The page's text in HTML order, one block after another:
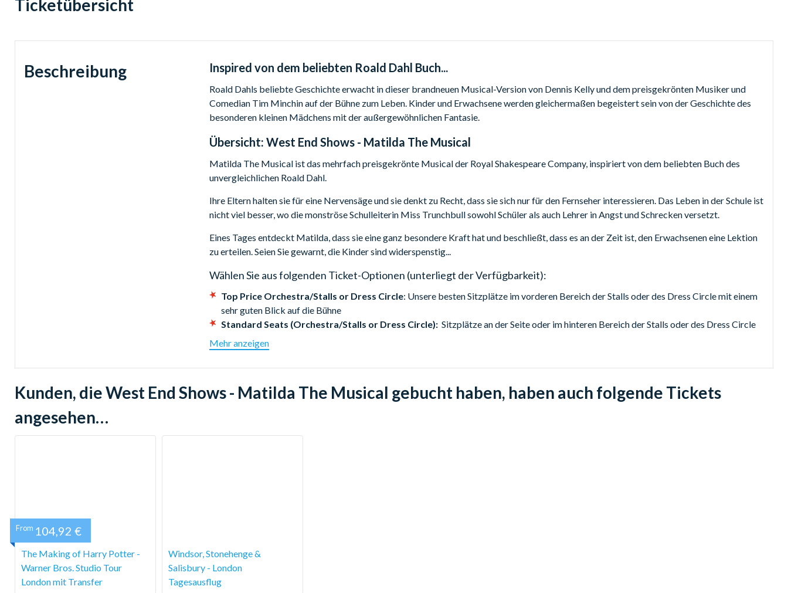
Ticketübersicht
Beschreibung Inspired von dem beliebten Roald Dahl Buch...
Roald Dahls beliebte Geschichte erwacht in dieser brandneuen Musical-Version von Dennis Kelly und dem preisgekrönten Musiker und
Comedian Tim Minchin auf der Bühne zum Leben. Kinder und Erwachsene werden gleichermaßen begeistert sein von der Geschichte des
besonderen kleinen Mädchens mit der außergewöhnlichen Fantasie.
Übersicht: West End Shows - Matilda The Musical
Matilda The Musical ist das mehrfach preisgekrönte Musical der Royal Shakespeare Company, inspiriert von dem beliebten Buch des
unvergleichlichen Roald Dahl.
Ihre Eltern halten sie für eine Nervensäge und sie denkt zu Recht, dass sie sich nur für den Fernseher interessieren. Das Leben in der Schule ist
nicht viel besser, wo die monströse Schulleiterin Miss Trunchbull sowohl Schüler als auch Lehrer in Angst und Schrecken versetzt.
Eines Tages entdeckt Matilda, dass sie eine ganz besondere Kraft hat und beschließt, dass es an der Zeit ist, den Erwachsenen eine Lektion
zu erteilen. Seien Sie gewarnt, die Kinder sind widerspenstig...
Wählen Sie aus folgenden Ticket-Optionen (unterliegt der Verfügbarkeit):
Top Price Orchestra/Stalls or Dress Circle: Unsere besten Sitzplätze im vorderen Bereich der Stalls oder des Dress Circle mit einem
sehr guten Blick auf die Bühne
Standard Seats (Orchestra/Stalls or Dress Circle):Sitzplätze an der Seite oder im hinteren Bereich der Stalls oder des Dress Circle
Upper Circle:
Top Price Seats Super Saver Orchestra/Stalls or Dress Circle:
verfügbaren Sitzplätzen (Stalls oder Dress Circle) - limitierte Verfügbarkeit!
Bitte beachten Sie - die Verfügbarkeit und Lage der Sitzplätze variiert von Abend zu Abend und es ist immer am besten, so früh wie möglich
zu buchen. Wenn Sie die Lage der verfügbaren Plätze vor der Buchung besprechen möchten, rufen Sie uns bitte an.
Mehr anzeigen
Kunden, die West End Shows - Matilda The Musical gebucht haben, haben auch folgende Tickets
angesehen…
The Making of Harry Potter -
Warner Bros. Studio Tour
London mit Transfer
From 104,92 €
Windsor, Stonehenge &
Salisbury - London
Tagesausflug